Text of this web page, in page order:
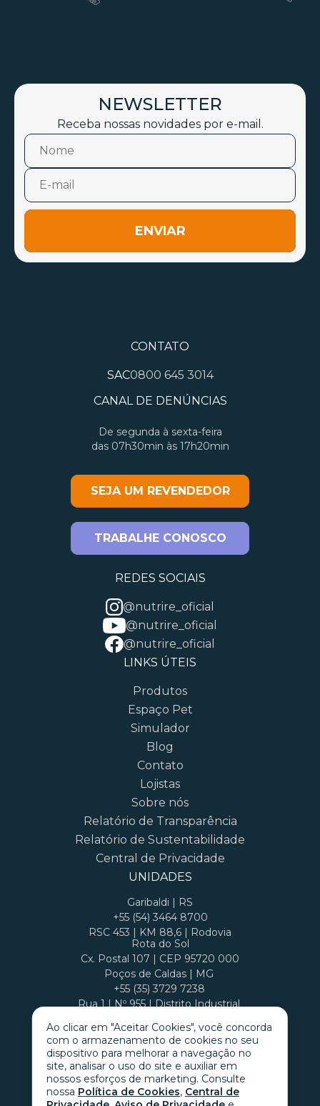
Ao clicar em "Aceitar Cookies", você concorda
com o armazenamento de cookies no seu
dispositivo para melhorar a navegação no
site, analisar o uso do site e auxiliar em
nossos esforços de marketing. Consulte
nossa Política de Cookies, Central de
NEWSLETTER
Receba nossas novidades por e-mail.
ENVIAR
CONTATO
SAC0800 645 3014
CANAL DE DENÚNCIAS
De segunda à sexta-feira
das 07h30min às 17h20min
SEJA UM REVENDEDOR
TRABALHE CONOSCO
REDES SOCIAIS
@nutrire_oficial
@nutrire_oficial
@nutrire_oficial
LINKS ÚTEIS
Produtos
Espaço Pet
Simulador
Blog
Contato
Lojistas
Sobre nós
Relatório de Transparência
Relatório de Sustentabilidade
Central de Privacidade
UNIDADES
Garibaldi | RS
+55 (54) 3464 8700
RSC 453 | KM 88,6 | Rodovia
Rota do Sol
Cx. Postal 107 | CEP 95720 000
Poços de Caldas | MG
+55 (35) 3729 7238
Rua 1 | Nº 955 | Distrito Industrial